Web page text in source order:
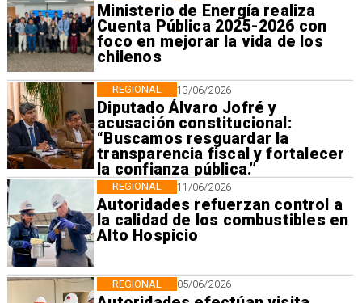
Ministerio de Energía realiza
Cuenta Pública 2025-2026 con
foco en mejorar la vida de los
chilenos
13/06/2026
Diputado Álvaro Jofré y
acusación constitucional:
“Buscamos resguardar la
transparencia fiscal y fortalecer
la confianza pública.”
REGIONAL
11/06/2026
Autoridades refuerzan control a
la calidad de los combustibles en
Alto Hospicio
REGIONAL
05/06/2026
REGIONAL